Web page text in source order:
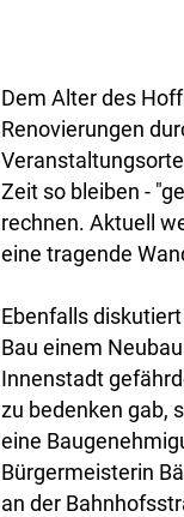
Dem Alter des
Renovierungen
Zeit so bleiben -
rechnen. Aktuell
eine tragende
Ebenfalls
Bau einem
Innenstadt
zu bedenken gab,
eine
Bürgermeisterin
an der